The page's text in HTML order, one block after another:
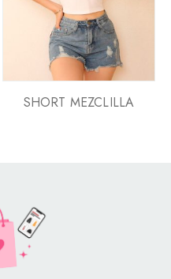
SHORT MEZCLILLA